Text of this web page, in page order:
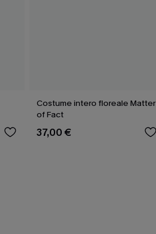
Costume intero floreale Matter
of Fact
37,00 €